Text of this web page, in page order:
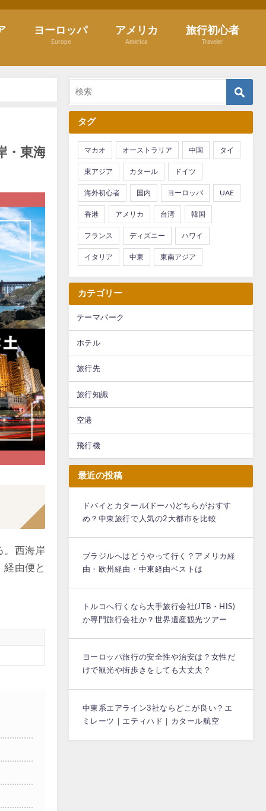
ヨーロッパ
Europe
アメリカ
America
旅行初心者
Traveler
東海岸へ
。西海岸
由便と
タグ
マカオ オーストラリア 中国 タイ
東アジア カタール ドイツ
海外初心者 国内 ヨーロッパ UAE
香港 アメリカ 台湾 韓国
フランス ディズニー ハワイ
イタリア 中東 東南アジア
カテゴリー
テーマパーク
ホテル
旅行先
旅行知識
空港
飛行機
最近の投稿
ドバイとカタール(ドーハ)どちらがおすす
め？中東旅行で人気の2大都市を比較
ブラジルへはどうやって行く？アメリカ経
由・欧州経由・中東経由ベストは
トルコへ行くなら大手旅行会社(JTB・HIS)
か専門旅行会社か？世界遺産観光ツアー
ヨーロッパ旅行の安全性や治安は？女性だ
けで観光や街歩きをしても大丈夫？
中東系エアライン3社ならどこが良い？エ
ミレーツ｜エティハド｜カタール航空